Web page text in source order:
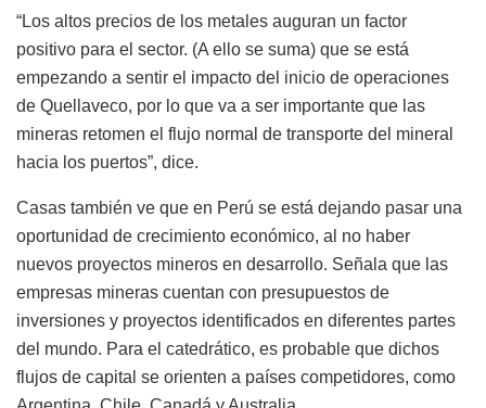
“Los altos precios de los metales auguran un factor
positivo para el sector. (A ello se suma) que se está
empezando a sentir el impacto del inicio de operaciones
de Quellaveco, por lo que va a ser importante que las
mineras retomen el flujo normal de transporte del mineral
hacia los puertos”, dice.
Casas también ve que en Perú se está dejando pasar una
oportunidad de crecimiento económico, al no haber
nuevos proyectos mineros en desarrollo. Señala que las
empresas mineras cuentan con presupuestos de
inversiones y proyectos identificados en diferentes partes
del mundo. Para el catedrático, es probable que dichos
flujos de capital se orienten a países competidores, como